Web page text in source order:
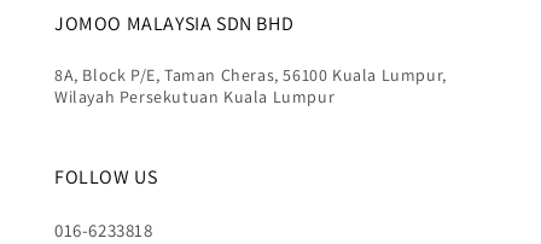
JOMOO MALAYSIA SDN BHD
8A, Block P/E, Taman Cheras, 56100 Kuala Lumpur,
Wilayah Persekutuan Kuala Lumpur
FOLLOW US
016-6233818